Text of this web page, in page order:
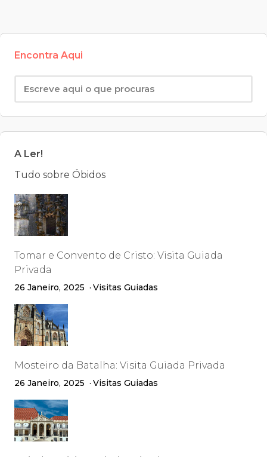
Encontra Aqui
A Ler!
Tudo sobre Óbidos
Tomar e Convento de Cristo: Visita Guiada
Privada
26 Janeiro, 2025 Visitas Guiadas
Mosteiro da Batalha: Visita Guiada Privada
26 Janeiro, 2025 Visitas Guiadas